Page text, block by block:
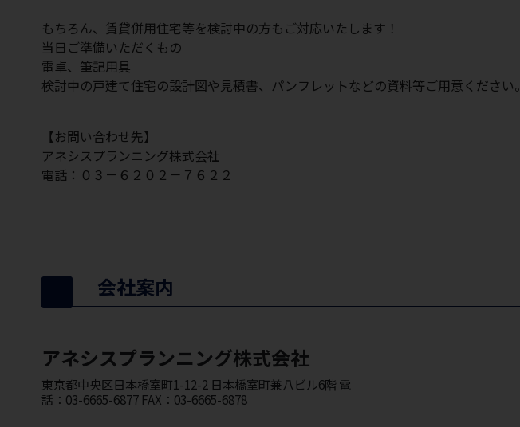
もちろん、賃貸併用住宅等を検討中の方もご対応いたします！
当日ご準備いただくもの
電卓、筆記用具
検討中の戸建て住宅の設計図や見積書、パンフレットなどの資料等ご用意ください。
【お問い合わせ先】
アネシスプランニング株式会社
電話：０３－６２０２－７６２２
会社案内
アネシスプランニング株式会社
東京都中央区日本橋室町1-12-2 日本橋室町兼八ビル6階 電
話：03-6665-6877 FAX：03-6665-6878